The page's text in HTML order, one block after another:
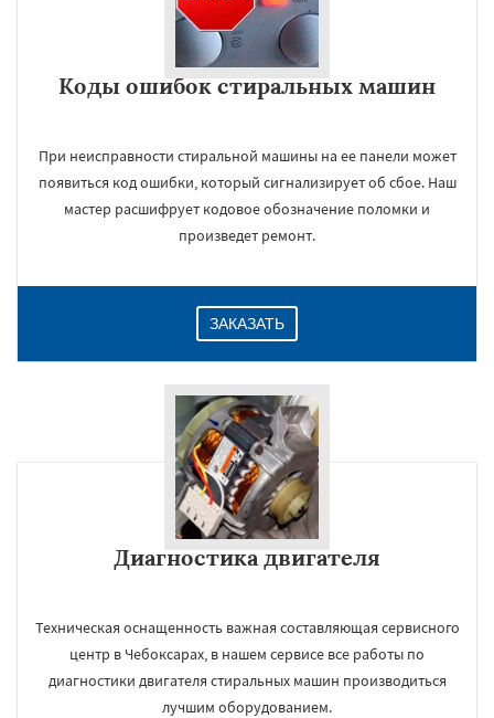
Коды ошибок стиральных машин
При неисправности стиральной машины на ее панели может
появиться код ошибки, который сигнализирует об сбое. Наш
мастер расшифрует кодовое обозначение поломки и
произведет ремонт.
ЗАКАЗАТЬ
Диагностика двигателя
Техническая оснащенность важная составляющая сервисного
центр в Чебоксарах, в нашем сервисе все работы по
диагностики двигателя стиральных машин производиться
лучшим оборудованием.